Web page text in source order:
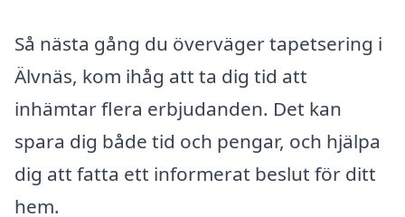
Så nästa gång du överväger tapetsering i
Älvnäs, kom ihåg att ta dig tid att
inhämtar flera erbjudanden. Det kan
spara dig både tid och pengar, och hjälpa
dig att fatta ett informerat beslut för ditt
hem.